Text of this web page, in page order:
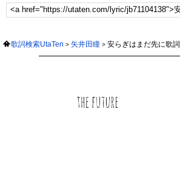
歌詞検索UtaTen 矢井田瞳 安らぎはまだ先に歌詞